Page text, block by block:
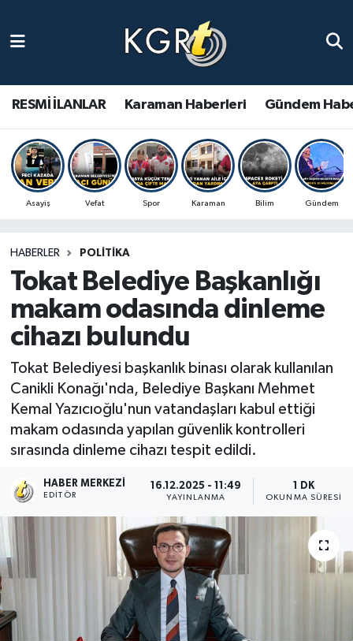
RESMİ İLANLAR Karaman Haberleri Gündem
Asayiş Vefat Spor Karaman Bilim Gündem
HABERLER POLITIKA
Tokat Belediye Başkanlığı
makam odasında dinleme
cihazı bulundu
Tokat Belediyesi başkanlık binası olarak kullanılan
Canikli Konağı'nda, Belediye Başkanı Mehmet
Kemal Yazıcıoğlu'nun vatandaşları kabul ettiği
makam odasında yapılan güvenlik kontrolleri
sırasında dinleme cihazı tespit edildi.
HABER MERKEZI
EDITÖR
16.12.2025 - 11:49
YAYINLANMA
1 DK
OKUNMA SÜRESI
Gündem Haberleri
Güncel Haberler
Spor Haberleri
Ulusal Haberler
Vefat Edenler